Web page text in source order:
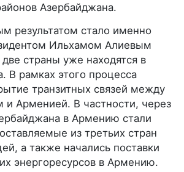
Азербайджана.
результатом стало именно
Ильхамом Алиевым
две страны уже находятся в
В рамках этого процесса
транзитных связей между
и Арменией. В частности, через
в Армению стали
из третьих стран
а также начались поставки
энергоресурсов в Армению.